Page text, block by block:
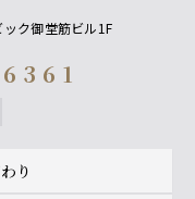
ク御堂筋ビル1F
わり